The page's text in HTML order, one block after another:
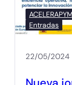
Entradas
22/05/2024